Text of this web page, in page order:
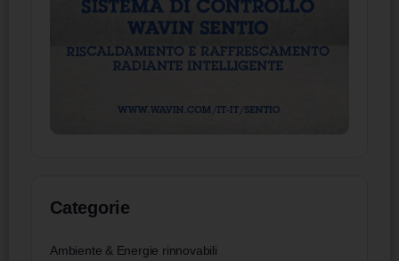
Categorie
Ambiente & Energie rinnovabili